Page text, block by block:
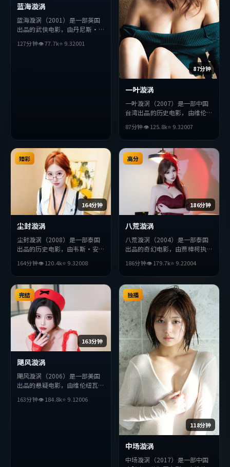
蓝海漩涡
蓝海漩涡（2001）是一部英国
出品的武侠电影，由丹尼斯·
刘亦菲等主演。影片在叙事与视
127分钟👁77.7k⭐ 9.32001
87分钟
一叶漩涡
一叶漩涡（2007）是一部中国
台湾出品的历史电影，由维伦纽
主演。影片在叙事与视听上力求
突破，探讨人性与抉择，节奏张
弛有度，适合喜欢该类型的观众
完整观看。
87分钟👁125.8k⭐ 9.32007
164分钟
臻彩
尘封漩涡
尘封漩涡（2008）是一部泰国
出品的历史电影，由韦斯·安
·珀、妻夫木聪等主演。影片
在叙事与视听上力求突破，探讨
人性与抉择，节奏张弛有度，适
合喜欢该类型的观众完整观看。
164分钟👁120.4k⭐ 9.32008
186分钟
高分
八荒漩涡
八荒漩涡（2004）是一部泰国
出品的奇幻电影，由贾樟柯执
主演。影片在叙事与视听上力求
突破，探讨人性与抉择，节奏张
弛有度，适合喜欢该类型的观众
完整观看。
186分钟👁179.7k⭐ 9.22004
163分钟
完结
飓风漩涡
飓风漩涡（2006）是一部美国
出品的悬疑电影，由维伦纽瓦执
演。影片在叙事与视听上力求突
163分钟👁184.8k⭐ 9.12006
118分钟
独播
中场漩涡
中场漩涡（2017）是一部中国